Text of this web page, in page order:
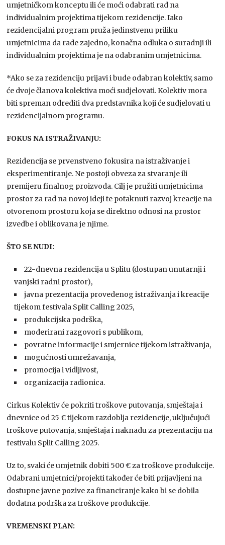
umjetničkom konceptu ili će moći odabrati rad na
individualnim projektima tijekom rezidencije. Iako
rezidencijalni program pruža jedinstvenu priliku
umjetnicima da rade zajedno, konačna odluka o suradnji ili
individualnim projektima je na odabranim umjetnicima.
*Ako se za rezidenciju prijavi i bude odabran kolektiv, samo
će dvoje članova kolektiva moći sudjelovati. Kolektiv mora
biti spreman odrediti dva predstavnika koji će sudjelovati u
rezidencijalnom programu.
FOKUS NA ISTRAŽIVANJU:
Rezidencija se prvenstveno fokusira na istraživanje i
eksperimentiranje. Ne postoji obveza za stvaranje ili
premijeru finalnog proizvoda. Cilj je pružiti umjetnicima
prostor za rad na novoj ideji te potaknuti razvoj kreacije na
otvorenom prostoru koja se direktno odnosi na prostor
izvedbe i oblikovana je njime.
ŠTO SE NUDI:
22-dnevna rezidencija u Splitu (dostupan unutarnji i
vanjski radni prostor),
javna prezentacija provedenog istraživanja i kreacije
tijekom festivala Split Calling 2025,
produkcijska podrška,
moderirani razgovori s publikom,
povratne informacije i smjernice tijekom istraživanja,
mogućnosti umrežavanja,
promocija i vidljivost,
organizacija radionica.
Cirkus Kolektiv će pokriti troškove putovanja, smještaja i
dnevnice od 25 € tijekom razdoblja rezidencije, uključujući
troškove putovanja, smještaja i naknadu za prezentaciju na
festivalu Split Calling 2025.
Uz to, svaki će umjetnik dobiti 500 € za troškove produkcije.
Odabrani umjetnici/projekti također će biti prijavljeni na
dostupne javne pozive za financiranje kako bi se dobila
dodatna podrška za troškove produkcije.
VREMENSKI PLAN: